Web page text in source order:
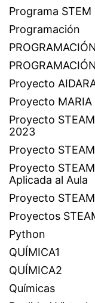
Programa STEM
Programación
Proyecto
Proyecto MARIA
Proyecto
2023
Proyecto
Proyecto
Aplicada al Aula
Proyecto
Proyectos
Python
QUÍMICA1
QUÍMICA2
Químicas